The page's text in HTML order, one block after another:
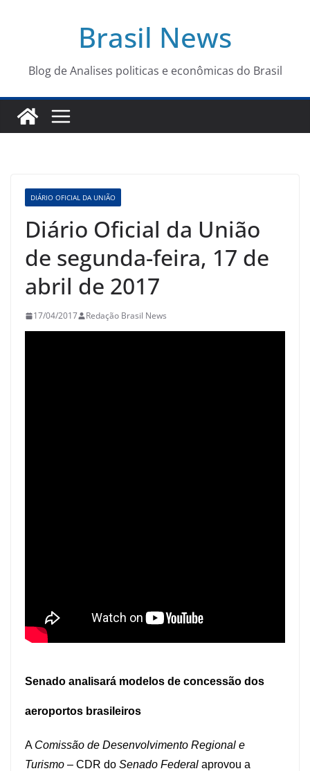
conteúdo
Brasil News
Blog de Analises politicas e econômicas do Brasil
DIÁRIO OFICIAL DA UNIÃO
Diário Oficial da União
de segunda-feira, 17 de
abril de 2017
17/04/2017 Redação Brasil News
Senado analisará modelos de concessão dos
aeroportos brasileiros
A Comissão de Desenvolvimento Regional e
Turismo – CDR do Senado Federal aprovou a